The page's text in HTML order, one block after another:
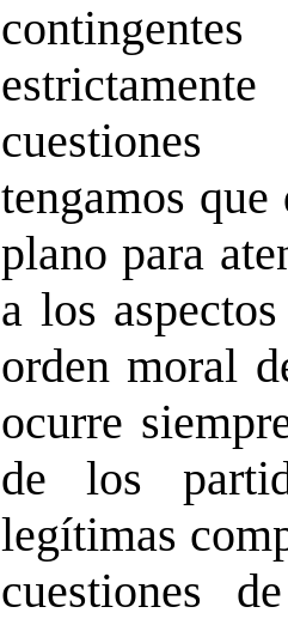
cuestiones
tengamos
plano para
a los
orden moral
ocurre
de los
legítimas
cuestiones